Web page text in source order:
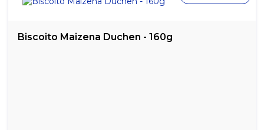
Biscoito Maizena Duchen - 160g